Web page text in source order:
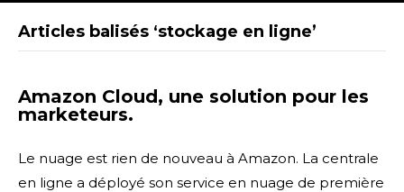
Articles balisés ‘stockage en ligne’
Amazon Cloud, une solution pour les
marketeurs.
Le nuage est rien de nouveau à Amazon. La centrale
en ligne a déployé son service en nuage de première